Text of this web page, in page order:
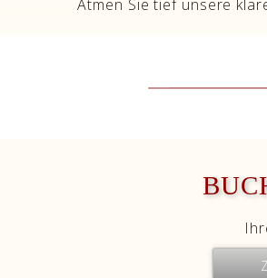
Atmen Sie tief unsere